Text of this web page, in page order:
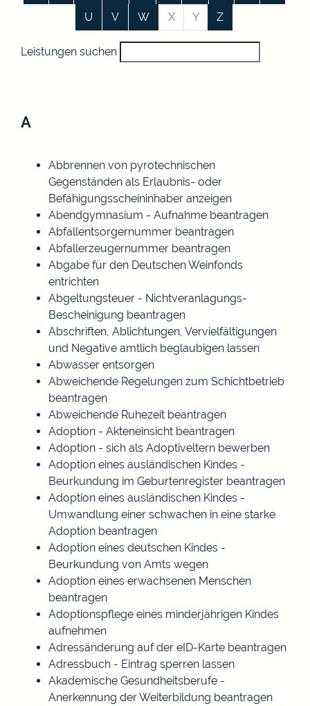
U
V W X Y Z
Leistungen suchen
A
Abbrennen von pyrotechnischen
Gegenständen als Erlaubnis- oder
Befähigungsscheininhaber anzeigen
Abendgymnasium - Aufnahme beantragen
Abfallentsorgernummer beantragen
Abfallerzeugernummer beantragen
Abgabe für den Deutschen Weinfonds
entrichten
Abgeltungsteuer - Nichtveranlagungs-
Bescheinigung beantragen
Abschriften, Ablichtungen, Vervielfältigungen
und Negative amtlich beglaubigen lassen
Abwasser entsorgen
Abweichende Regelungen zum Schichtbetrieb
beantragen
Abweichende Ruhezeit beantragen
Adoption - Akteneinsicht beantragen
Adoption - sich als Adoptiveltern bewerben
Adoption eines ausländischen Kindes -
Beurkundung im Geburtenregister beantragen
Adoption eines ausländischen Kindes -
Umwandlung einer schwachen in eine starke
Adoption beantragen
Adoption eines deutschen Kindes -
Beurkundung von Amts wegen
Adoption eines erwachsenen Menschen
beantragen
Adoptionspflege eines minderjährigen Kindes
aufnehmen
Adressänderung auf der eID-Karte beantragen
Adressbuch - Eintrag sperren lassen
Akademische Gesundheitsberufe -
Anerkennung der Weiterbildung beantragen